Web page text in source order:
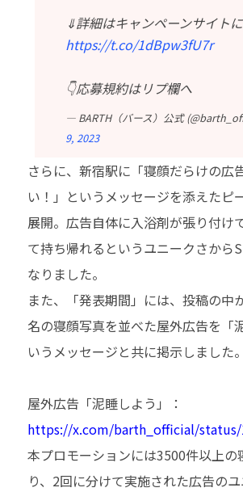
⇓詳細はキャンペーンサイト
https://t.co/1dBpw3fU7r
👇応募規約はリプ欄へ
— BARTH（バース）公式
9, 2023
さらに、新宿駅に「寝顔だらけの広
い！」というメッセージを添えたピ
展開。広告自体に入浴剤が張り付け
て持ち帰れるというユニークさから
なりました。
また、「発表期間」には、投稿の中
名の寝顔写真を並べた屋外広告を「
いうメッセージと共に掲示しました。
屋外広告「泥睡しよう」：
https://x.com/barth_official/status/
本プロモーションには3500件以上の
り、2回に分けて実施された広告の